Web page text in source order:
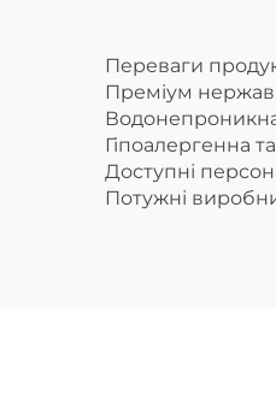
Переваги
Преміум
Водонепроникна
Гіпоалергенна
Доступні
Потужні